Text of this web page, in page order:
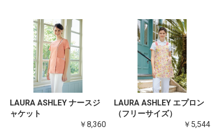
LAURA ASHLEY ナースジ
ャケット
￥8,360
LAURA ASHLEY エプロン
（フリーサイズ）
￥5,544